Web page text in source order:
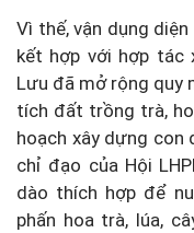
Vì thế, vận dụng
kết hợp với hợp tác
Lưu đã mở rộng quy
tích đất trồng trà,
hoạch xây dựng
chỉ đạo của Hội
dào thích hợp để
phấn hoa trà, lúa,